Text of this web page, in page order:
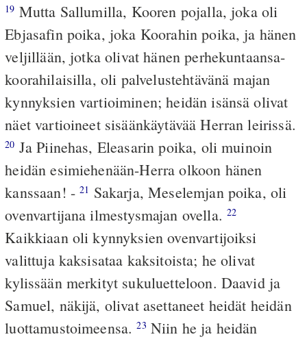
19 Mutta Sallumilla, Kooren pojalla, joka oli
Ebjasafin poika, joka Koorahin poika, ja hänen
veljillään, jotka olivat hänen perhekuntaansa-
koorahilaisilla, oli palvelustehtävänä majan
kynnyksien vartioiminen; heidän isänsä olivat
näet vartioineet sisäänkäytävää Herran leirissä.
20 Ja Piinehas, Eleasarin poika, oli muinoin
heidän esimiehenään-Herra olkoon hänen
kanssaan! -21 Sakarja, Meselemjan poika, oli
ovenvartijana ilmestysmajan ovella. 22
Kaikkiaan oli kynnyksien ovenvartijoiksi
valittuja kaksisataa kaksitoista; he olivat
kylissään merkityt sukuluetteloon. Daavid ja
Samuel, näkijä, olivat asettaneet heidät heidän
luottamustoimeensa.23 Niin he ja heidän